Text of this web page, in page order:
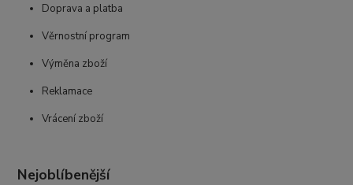
Doprava a platba
Věrnostní program
Výměna zboží
Reklamace
Vrácení zboží
Nejoblíbenější